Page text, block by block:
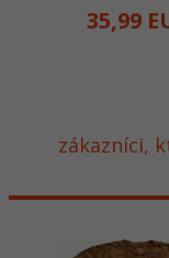
35,99
zákazníci,